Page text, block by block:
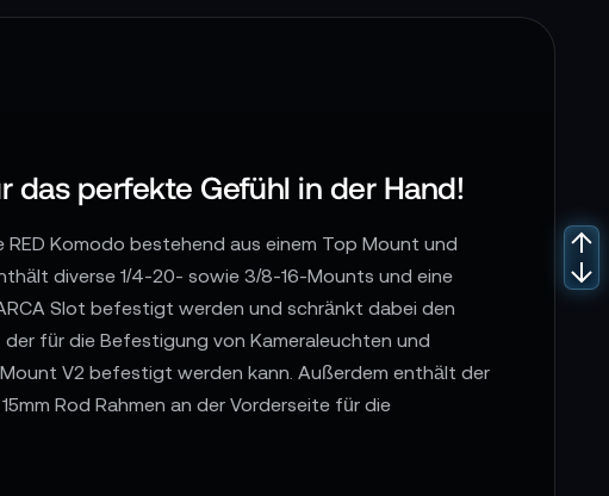
das perfekte Gefühl in der Hand!
Komodo bestehend aus einem Top Mount und
diverse 1/4-20- sowie 3/8-16-Mounts und eine
Slot befestigt werden und schränkt dabei den
für die Befestigung von Kameraleuchten und
V2 befestigt werden kann. Außerdem enthält der
Rod Rahmen an der Vorderseite für die